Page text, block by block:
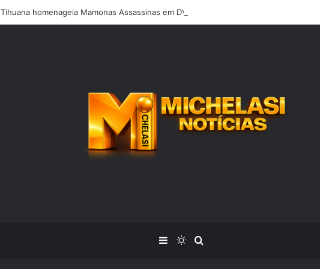
Tihuana homenageia Mamonas Assassinas em DVD gravado no Capital Moto Week
Barra Lateral
Switch skin